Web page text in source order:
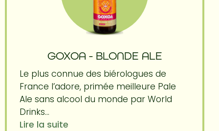
GOXOA - BLONDE ALE
Le plus connue des biérologues de
France l’adore, primée meilleure Pale
Ale sans alcool du monde par World
Drinks...
Lire la suite